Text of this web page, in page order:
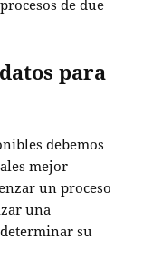
de due
para
debemos
mejor
un proceso
una
su